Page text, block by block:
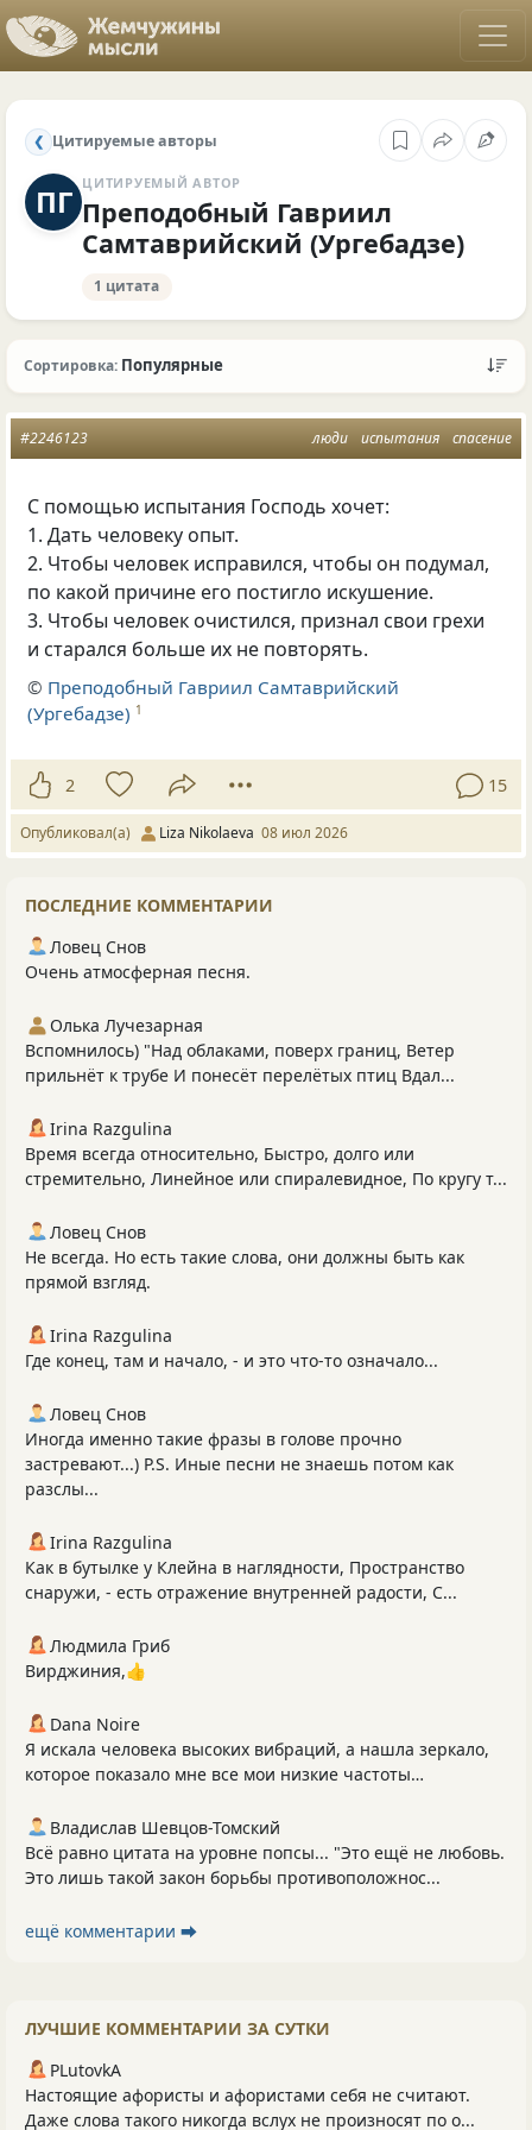
❮ Цитируемые авторы
ПГ ЦИТИРУЕМЫЙ АВТОР
Преподобный Гавриил
Самтаврийский (Ургебадзе)
1 цитата
Сортировка: Популярные
люди испытания спасение
#2246123
С помощью испытания Господь хочет:
1. Дать человеку опыт.
2. Чтобы человек исправился, чтобы он подумал,
по какой причине его постигло искушение.
3. Чтобы человек очистился, признал свои грехи
и старался больше их не повторять.
© Преподобный Гавриил Самтаврийский
(Ургебадзе) 1
2 15
Опубликовал(а) Liza Nikolaeva 08 июл 2026
ПОСЛЕДНИЕ КОММЕНТАРИИ
Ловец Снов
Очень атмосферная песня.
Олька Лучезарная
Вспомнилось) "Над облаками, поверх границ, Ветер
прильнёт к трубе И понесёт перелётых птиц Вдал...
Irina Razgulina
Время всегда относительно, Быстро, долго или
стремительно, Линейное или спиралевидное, По кругу т...
Ловец Снов
Не всегда. Но есть такие слова, они должны быть как
прямой взгляд.
Irina Razgulina
Где конец, там и начало, - и это что-то означало...
Ловец Снов
Иногда именно такие фразы в голове прочно
застревают...) P.S. Иные песни не знаешь потом как
разслы...
Irina Razgulina
Как в бутылке у Клейна в наглядности, Пространство
снаружи, - есть отражение внутренней радости, С...
Людмила Гриб
Вирджиния,👍
Dana Noire
Я искала человека высоких вибраций, а нашла зеркало,
которое показало мне все мои низкие частоты…
Владислав Шевцов-Томский
Всё равно цитата на уровне попсы... "Это ещё не любовь.
Это лишь такой закон борьбы противоположнос...
ещё комментарии ⮕
ЛУЧШИЕ КОММЕНТАРИИ ЗА СУТКИ
PLutоvkА
Настоящие афористы и афористами себя не считают.
Даже слова такого никогда вслух не произносят по о...